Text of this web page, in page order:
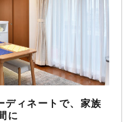
ディネートで、家族
に